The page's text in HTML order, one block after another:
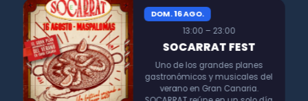
DOM. 16 AGO.
13:00 – 23:00
SOCARRAT FEST
Uno de los grandes planes
gastronómicos y musicales del
verano en Gran Canaria.